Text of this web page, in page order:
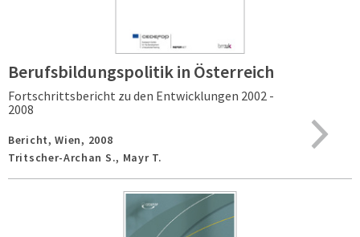
Berufsbildungspolitik in Österreich
Fortschrittsbericht zu den Entwicklungen 2002 -
2008
Bericht,Wien, 2008
Tritscher-Archan S., Mayr T.